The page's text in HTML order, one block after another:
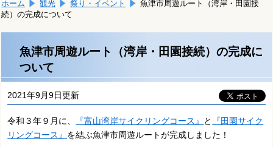
ま
す。
文
で
す。
ホーム 観光 祭り・イベント
魚津市周遊ルート（湾岸・田園接
続）の完成について
魚津市周遊ルート（湾岸・田園接続）の完成に
ついて
2021年9月9日更新
令和３年９月に、 『富山湾岸サイクリングコース』 と
『田園サイク
リングコース』 を結ぶ魚津市周遊ルートが完成しました！